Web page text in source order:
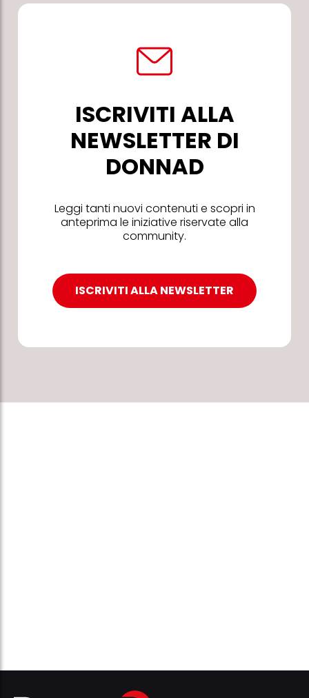
ISCRIVITI ALLA
NEWSLETTER DI
DONNAD
Leggi tanti nuovi contenuti e scopri in
anteprima le iniziative riservate alla
community.
ISCRIVITI ALLA NEWSLETTER